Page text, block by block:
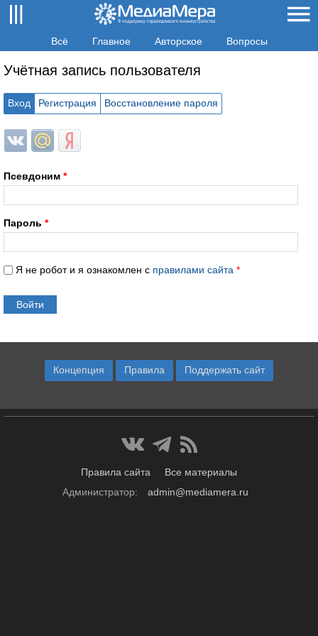
Всё Главное Авторское Вопросы
Учётная запись пользователя
Вход Регистрация Восстановление пароля
Login with ВКонтакте
Login with Mail.ru
Login with Яндекс
Псевдоним *
Пароль *
Я не робот и я ознакомлен с правилами сайта *
Концепция Правила Поддержать сайт
Правила сайта
Все материалы
Администратор:
admin@mediamera.ru